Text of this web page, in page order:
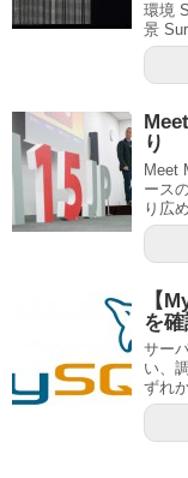
環境
景
り
Meet
ース
り広
【
を
サー
い、
ずれ